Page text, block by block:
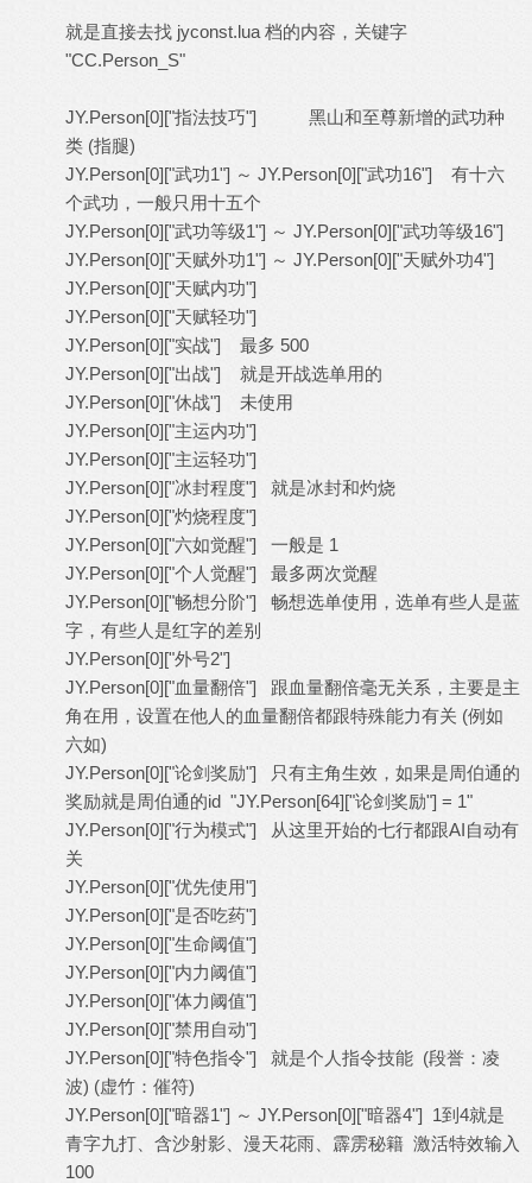
就是直接去找 jyconst.lua 档的内容，关键字
"CC.Person_S"
JY.Person[0]["指法技巧"] 黑山和至尊新增的武功种
类 (指腿)
JY.Person[0]["武功1"] ～ JY.Person[0]["武功16"] 有十六
个武功，一般只用十五个
JY.Person[0]["武功等级1"] ～ JY.Person[0]["武功等级16"]
JY.Person[0]["天赋外功1"] ～ JY.Person[0]["天赋外功4"]
JY.Person[0]["天赋内功"]
JY.Person[0]["天赋轻功"]
JY.Person[0]["实战"] 最多 500
JY.Person[0]["出战"] 就是开战选单用的
JY.Person[0]["休战"] 未使用
JY.Person[0]["主运内功"]
JY.Person[0]["主运轻功"]
JY.Person[0]["冰封程度"] 就是冰封和灼烧
JY.Person[0]["灼烧程度"]
JY.Person[0]["六如觉醒"] 一般是 1
JY.Person[0]["个人觉醒"] 最多两次觉醒
JY.Person[0]["畅想分阶"] 畅想选单使用，选单有些人是蓝
字，有些人是红字的差别
JY.Person[0]["外号2"]
JY.Person[0]["血量翻倍"] 跟血量翻倍毫无关系，主要是主
角在用，设置在他人的血量翻倍都跟特殊能力有关 (例如
六如)
JY.Person[0]["论剑奖励"] 只有主角生效，如果是周伯通的
奖励就是周伯通的id "JY.Person[64]["论剑奖励"] = 1"
JY.Person[0]["行为模式"] 从这里开始的七行都跟AI自动有
关
JY.Person[0]["优先使用"]
JY.Person[0]["是否吃药"]
JY.Person[0]["生命阈值"]
JY.Person[0]["内力阈值"]
JY.Person[0]["体力阈值"]
JY.Person[0]["禁用自动"]
JY.Person[0]["特色指令"] 就是个人指令技能 (段誉：凌
波) (虚竹：催符)
JY.Person[0]["暗器1"] ～ JY.Person[0]["暗器4"] 1到4就是
青字九打、含沙射影、漫天花雨、霹雳秘籍 激活特效输入
100